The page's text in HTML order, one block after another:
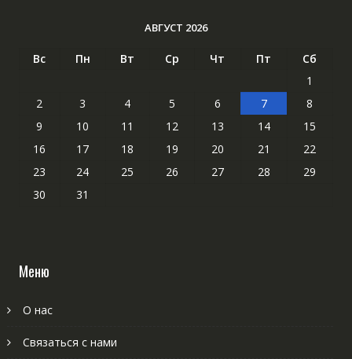
АВГУСТ 2026
Вс Пн Вт Ср Чт Пт
Сб
1
2
3 4 5 6 7
8
9
10 11 12 13 14
15
16
17 18 19 20 21
22
23
24 25 26 27 28
29
30
31
Меню
О нас
Связаться с нами